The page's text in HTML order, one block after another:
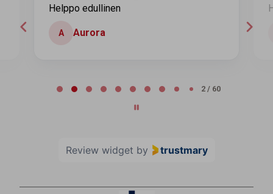
Helppo edullinen
A Aurora
2 / 60
Review widget by trustmary